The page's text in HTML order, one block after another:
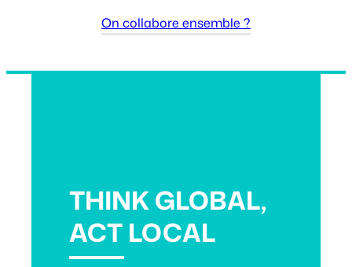
On collabore ensemble ?
THINK GLOBAL,
ACT LOCAL